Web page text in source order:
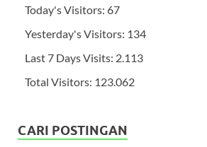
Today's Visitors: 67
Yesterday's Visitors: 134
Last 7 Days Visits: 2.113
Total Visitors: 123.062
CARI POSTINGAN